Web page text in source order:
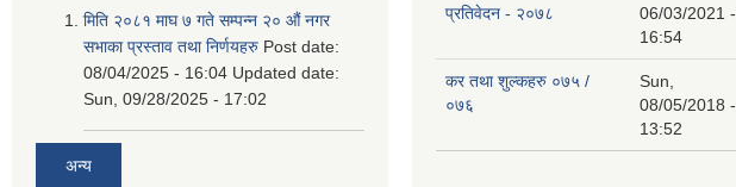
मिति २०८१ माघ ७ गते सम्पन्न २० औं नगर
सभाका प्रस्ताव तथा निर्णयहरु Post date:
08/04/2025 - 16:04 Updated date:
Sun, 09/28/2025 - 17:02
अन्य
प्रतिवेदन - २०७८
06/03/2021 -
16:54
कर तथा शुल्कहरु ०७५ /
०७६
Sun,
08/05/2018 -
13:52